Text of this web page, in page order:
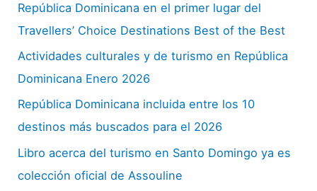
República Dominicana en el primer lugar del
Travellers’ Choice Destinations Best of the Best
Actividades culturales y de turismo en República
Dominicana Enero 2026
República Dominicana incluida entre los 10
destinos más buscados para el 2026
Libro acerca del turismo en Santo Domingo ya es
colección oficial de Assouline